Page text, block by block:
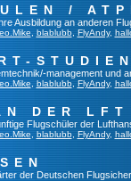
/
Ausbildung an anderen
, blablubb, FlyAndy,
management und
blablubb, FlyAndy,
DER LFT
Flugschüler der
, blablubb, FlyAndy,
der Deutschen